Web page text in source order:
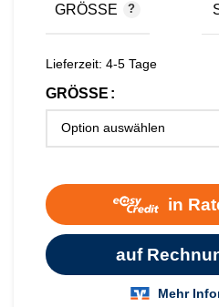
GRÖSSE
Lieferzeit: 4-5 Tage
GRÖSSE